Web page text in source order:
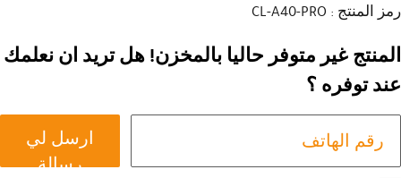
رمز المنتج : CL-A40-PRO
المنتج غير متوفر حاليا بالمخزن! هل تريد ان نعلمك
عند توفره ؟
ارسل لي
رسالة